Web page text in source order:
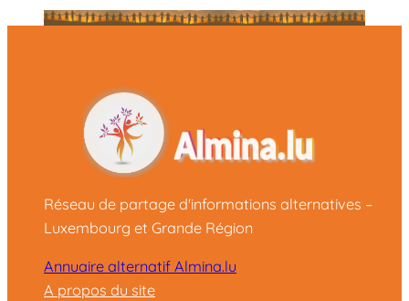
Réseau de partage d'informations alternatives –
Luxembourg et Grande Région
Annuaire alternatif Almina.lu
A propos du site